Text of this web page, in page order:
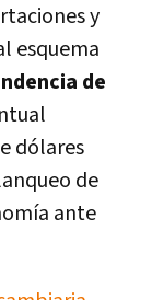
y
esquema
de
dólares
de
ante